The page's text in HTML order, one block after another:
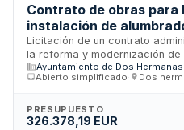
Contrato de obras para
instalación de
las Universidades de
Licitación de un contrato
la reforma y modernización
público ubicada en la Avenida
municipio de Dos Hermanas en
prestaciones técnicas para
lumínica existente. El
Ayuntamiento de Dos Hermanas
Abierto simplificado
Dos
PRESUPUESTO
326.378,19 EUR